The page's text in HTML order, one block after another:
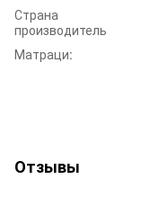
Страна
производитель
Матраци:
Отзывы